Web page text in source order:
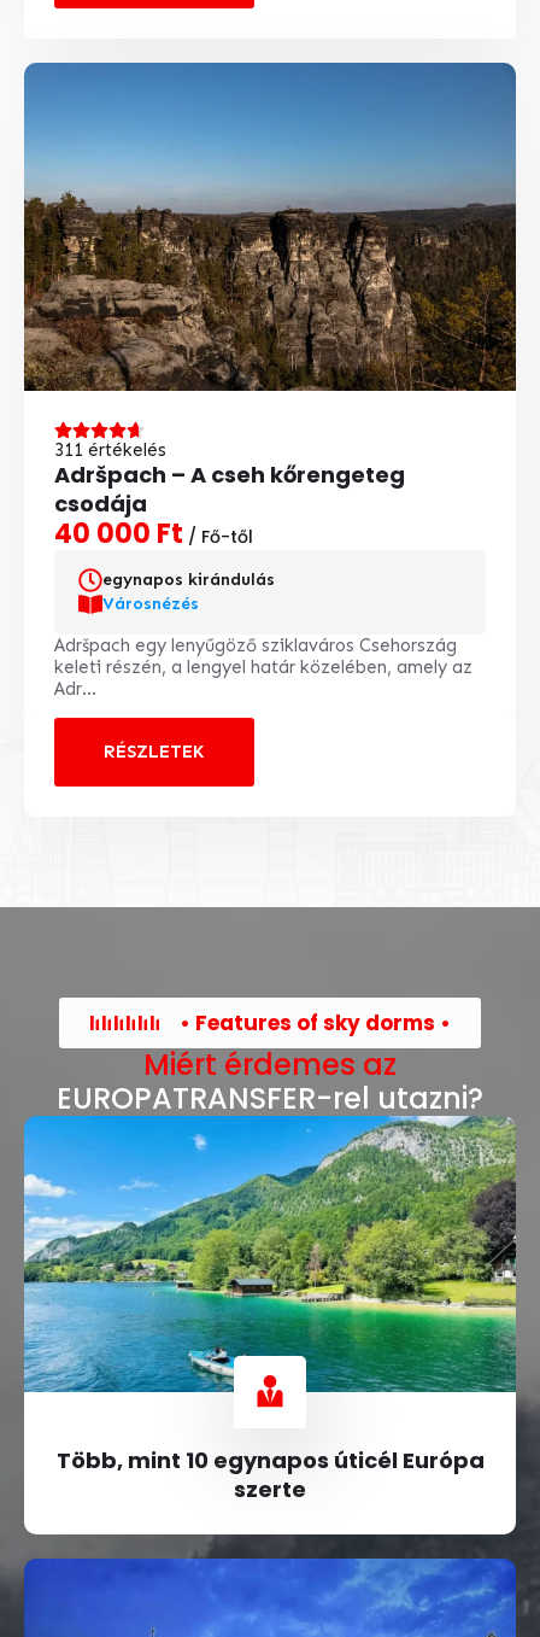
311 értékelés
Adršpach – A cseh kőrengeteg
csodája
40 000 Ft / Fő-től
egynapos kirándulás
Városnézés
Adršpach egy lenyűgöző sziklaváros Csehország
keleti részén, a lengyel határ közelében, amely az
Adr...
RÉSZLETEK
• Features of sky dorms •
Miért érdemes az
EUROPATRANSFER-rel utazni?
Több, mint 10 egynapos úticél Európa
szerte